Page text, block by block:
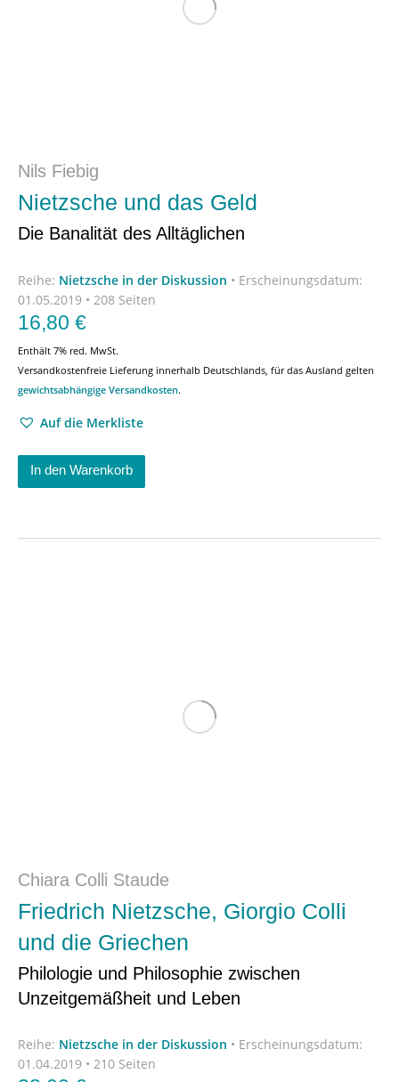
Nils Fiebig
Nietzsche und das Geld
Die Banalität des Alltäglichen
Reihe: Nietzsche in der Diskussion • Erscheinungsdatum:
01.05.2019 • 208 Seiten
16,80 €
Enthält 7% red. MwSt.
Versandkostenfreie Lieferung innerhalb Deutschlands, für das Ausland gelten
gewichtsabhängige Versandkosten.
Auf die Merkliste
In den Warenkorb
Chiara Colli Staude
Friedrich Nietzsche, Giorgio Colli
und die Griechen
Philologie und Philosophie zwischen
Unzeitgemäßheit und Leben
Reihe: Nietzsche in der Diskussion • Erscheinungsdatum:
01.04.2019 • 210 Seiten